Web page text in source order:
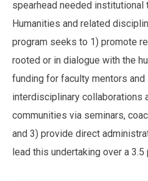
spearhead needed institutional
Humanities and related
program seeks to 1) promote
rooted or in dialogue with the
funding for faculty mentors
interdisciplinary collaborations
communities via seminars,
and 3) provide direct
lead this undertaking over a 3.5